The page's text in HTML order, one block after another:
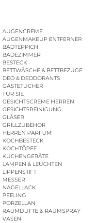
AUGENCREME
AUGENMAKEUP ENTFERNER
BADTEPPICH
BADEZIMMER
BESTECK
BETTWÄSCHE & BETTBEZÜGE
DEO & DEODORANTS
GÄSTETÜCHER
FÜR SIE
GESICHTSCREME HERREN
GESICHTSREINIGUNG
GLÄSER
GRILLZUBEHÖR
HERREN PARFUM
KOCHBESTECK
KOCHTÖPFE
KÜCHENGERÄTE
LAMPEN & LEUCHTEN
LIPPENSTIFT
MESSER
NAGELLACK
PEELING
PORZELLAN
RAUMDÜFTE & RAUMSPRAY
VASEN